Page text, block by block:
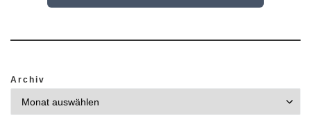
Archiv